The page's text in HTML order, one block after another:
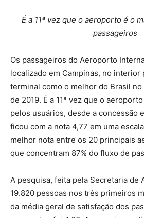
É a 11ª vez que o aeroporto é o
passageiros
Os passageiros do Aeroporto
localizado em Campinas, no interior
terminal como o melhor do Brasil
de 2019. É a 11ª vez que o
pelos usuários, desde a concessão
ficou com a nota 4,77 em uma
melhor nota entre os 20 principais
que concentram 87% do fluxo de
A pesquisa, feita pela Secretaria de
19.820 pessoas nos três primeiros
da média geral de satisfação dos